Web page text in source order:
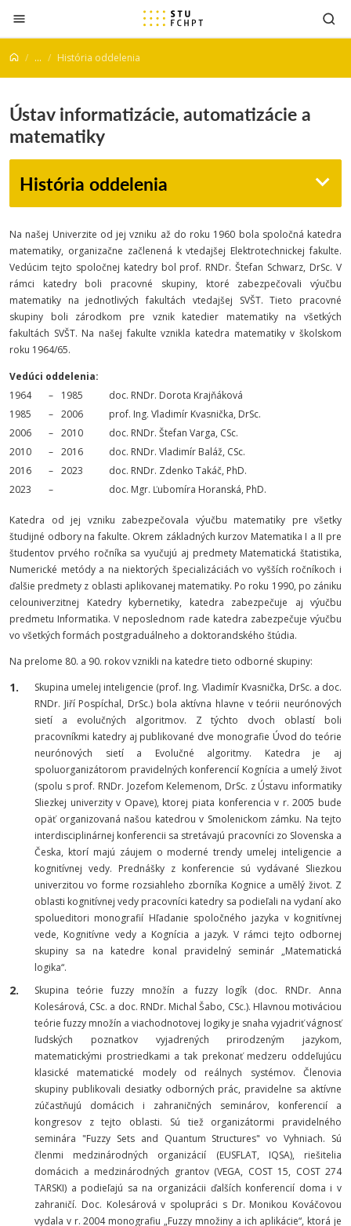
Prejsť na obsah
... História oddelenia
Ústav informatizácie, automatizácie a
matematiky
História oddelenia
Na našej Univerzite od jej vzniku až do roku 1960 bola spoločná katedra
matematiky, organizačne začlenená k vtedajšej Elektrotechnickej fakulte.
Vedúcim tejto spoločnej katedry bol prof. RNDr. Štefan Schwarz, DrSc. V
rámci katedry boli pracovné skupiny, ktoré zabezpečovali výučbu
matematiky na jednotlivých fakultách vtedajšej SVŠT. Tieto pracovné
skupiny boli zárodkom pre vznik katedier matematiky na všetkých
fakultách SVŠT. Na našej fakulte vznikla katedra matematiky v školskom
roku 1964/65.
Vedúci oddelenia:
1964
– 1985
doc. RNDr. Dorota Krajňáková
1985
– 2006
prof. Ing. Vladimír Kvasnička, DrSc.
2006
– 2010
doc. RNDr. Štefan Varga, CSc.
2010
– 2016
doc. RNDr. Vladimír Baláž, CSc.
2016
– 2023
doc. RNDr. Zdenko Takáč, PhD.
2023
– doc. Mgr. Ľubomíra Horanská, PhD.
Katedra od jej vzniku zabezpečovala výučbu matematiky pre všetky
študijné odbory na fakulte. Okrem základných kurzov Matematika I a II pre
študentov prvého ročníka sa vyučujú aj predmety Matematická štatistika,
Numerické metódy a na niektorých špecializáciách vo vyšších ročníkoch i
ďalšie predmety z oblasti aplikovanej matematiky. Po roku 1990, po zániku
celouniverzitnej Katedry kybernetiky, katedra zabezpečuje aj výučbu
predmetu Informatika. V neposlednom rade katedra zabezpečuje výučbu
vo všetkých formách postgraduálneho a doktorandského štúdia.
Na prelome 80. a 90. rokov vznikli na katedre tieto odborné skupiny:
Skupina umelej inteligencie (prof. Ing. Vladimír Kvasnička, DrSc. a doc.
RNDr. Jiří Pospíchal, DrSc.) bola aktívna hlavne v teórii neurónových
sietí a evolučných algoritmov. Z týchto dvoch oblastí boli
pracovníkmi katedry aj publikované dve monografie Úvod do teórie
neurónových sietía Evolučné algoritmy. Katedra je aj
spoluorganizátorom pravidelných konferencií Kognícia a umelý život
(spolu s prof. RNDr. Jozefom Kelemenom, DrSc. z Ústavu informatiky
Sliezkej univerzity v Opave), ktorej piata konferencia v r. 2005 bude
opäť organizovaná našou katedrou v Smolenickom zámku. Na tejto
interdisciplinárnej konferencii sa stretávajú pracovníci zo Slovenska a
Česka, ktorí majú záujem o moderné trendy umelej inteligencie a
kognitívnej vedy. Prednášky z konferencie sú vydávané Sliezkou
univerzitou vo forme rozsiahleho zborníka Kognice a umělý život. Z
oblasti kognitívnej vedy pracovníci katedry sa podieľali na vydaní ako
spolueditori monografií Hľadanie spoločného jazyka v kognitívnej
vede, Kognitívne vedya Kognícia a jazyk. V rámci tejto odbornej
skupiny sa na katedre konal pravidelný seminár „Matematická
logika“.
Skupina teórie fuzzy množín a fuzzy logík (doc. RNDr. Anna
Kolesárová, CSc. a doc. RNDr. Michal Šabo, CSc.). Hlavnou motiváciou
teórie fuzzy množín a viachodnotovej logiky je snaha vyjadriť vágnosť
ľudských poznatkov vyjadrených prirodzeným jazykom,
matematickými prostriedkami a tak prekonať medzeru oddeľujúcu
klasické matematické modely od reálnych systémov. Členovia
skupiny publikovali desiatky odborných prác, pravidelne sa aktívne
zúčastňujú domácich i zahraničných seminárov, konferencií a
kongresov z tejto oblasti. Sú tiež organizátormi pravidelného
seminára "Fuzzy Sets and Quantum Structures" vo Vyhniach. Sú
členmi medzinárodných organizácií (EUSFLAT, IQSA), riešitelia
domácich a medzinárodných grantov (VEGA, COST 15, COST 274
TARSKI) a podieľajú sa na organizácii ďalších konferencií doma i v
zahraničí. Doc. Kolesárová v spolupráci s Dr. Monikou Kováčovou
vydala v r. 2004 monografiu „Fuzzy množiny a ich aplikácie“, ktorá je